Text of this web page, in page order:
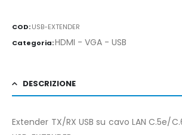
COD:USB-EXTENDER
Categoria:HDMI - VGA - USB
DESCRIZIONE
Extender TX/RX USB su cavo LAN C.5e/